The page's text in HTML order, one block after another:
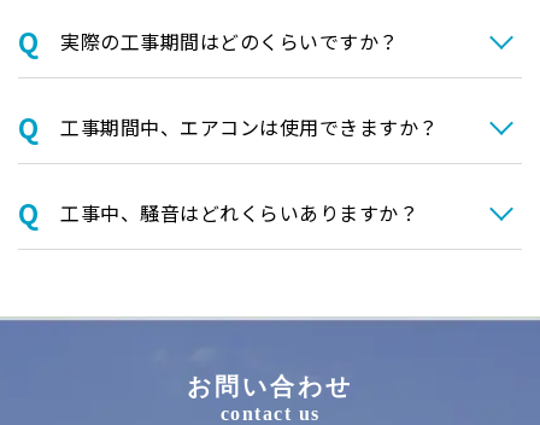
実際の⼯事期間はどのくらいですか？
⼯事期間中、エアコンは使⽤できますか？
⼯事中、騒⾳はどれくらいありますか？
お問い合わせ
contact us